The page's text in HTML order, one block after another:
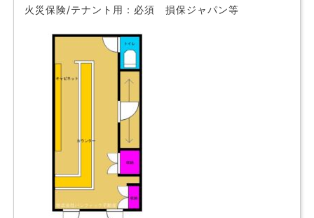
火災保険/テナント用：必須 損保ジャパン等